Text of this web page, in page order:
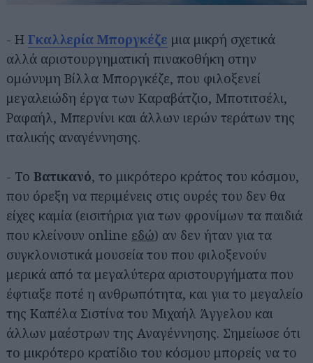
- Η Γκαλλερία Μποργκέζε μια μικρή σχετικά
αλλά αριστουργηματική πινακοθήκη στην
ομώνυμη Βίλλα Μποργκέζε, που φιλοξενεί
μεγαλειώδη έργα των Καραβάτζιο, Μποτιτσέλι,
Ραφαήλ, Μπερνίνι και άλλων ιερών τεράτων της
ιταλικής αναγέννησης.
- Το Βατικανό, το μικρότερο κράτος του κόσμου,
που όρεξη να περιμένεις στις ουρές του δεν θα
είχες καμία (εισιτήρια για των φρονίμων τα παιδιά
που κλείνουν online εδώ) αν δεν ήταν για τα
συγκλονιστικά μουσεία του που φιλοξενούν
μερικά από τα μεγαλύτερα αριστουργήματα που
έφτιαξε ποτέ η ανθρωπότητα, και για το μεγαλείο
της Καπέλα Σιστίνα του Μιχαήλ Άγγελου και
άλλων μαέστρων της Αναγέννησης. Σημείωσε ότι
το μικρότερο κρατίδιο του κόσμου μπορείς να το